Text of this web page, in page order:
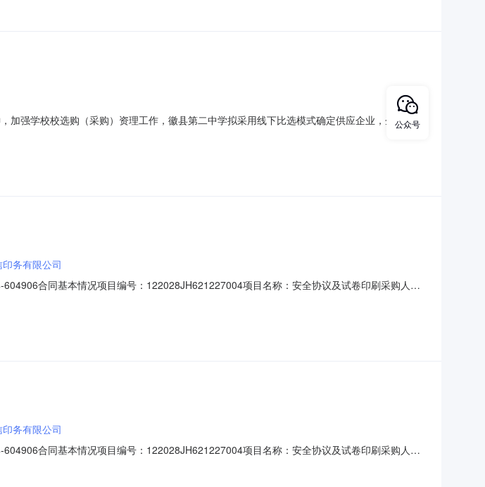
过现场投票比选，最后确定甘肃青芒果
强学校校选购（采购）资理工作，徽县第二中学拟采用线下比选模式确定供应企业，企业报名
样品或企业设计制作提供。（3）面料成分要求、面料克
务有限公司
合同基本情况项目编号：122028JH621227004项目名称：安全协议及试卷印刷采购人：
成单位：原合同编号：ZCSC-HT-2024-604906原合同名称：
务有限公司
合同基本情况项目编号：122028JH621227004项目名称：安全协议及试卷印刷采购人：
成单位：原合同编号：ZCSC-HT-2024-604906原合同名称：
公众号